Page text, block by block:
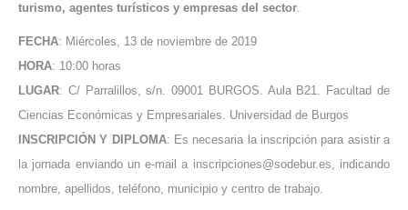
turismo, agentes turísticos y empresas del sector.
FECHA: Miércoles, 13 de noviembre de 2019
HORA: 10:00 horas
LUGAR: C/ Parralillos, s/n. 09001 BURGOS. Aula B21. Facultad de
Ciencias Económicas y Empresariales. Universidad de Burgos
INSCRIPCIÓN Y DIPLOMA: Es necesaria la inscripción para asistir a
la jornada enviando un e-mail a inscripciones@sodebur.es, indicando
nombre, apellidos, teléfono, municipio y centro de trabajo.